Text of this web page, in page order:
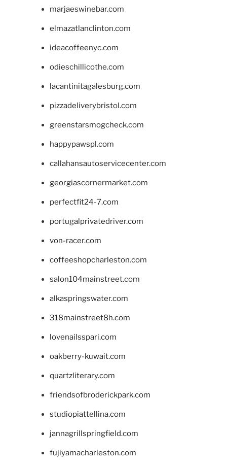
marjaeswinebar.com
elmazatlanclinton.com
ideacoffeenyc.com
odieschillicothe.com
lacantinitagalesburg.com
pizzadeliverybristol.com
greenstarsmogcheck.com
happypawspl.com
callahansautoservicecenter.com
georgiascornermarket.com
perfectfit24-7.com
portugalprivatedriver.com
von-racer.com
coffeeshopcharleston.com
salon104mainstreet.com
alkaspringswater.com
318mainstreet8h.com
lovenailsspari.com
oakberry-kuwait.com
quartzliterary.com
friendsofbroderickpark.com
studiopiattellina.com
jannagrillspringfield.com
fujiyamacharleston.com